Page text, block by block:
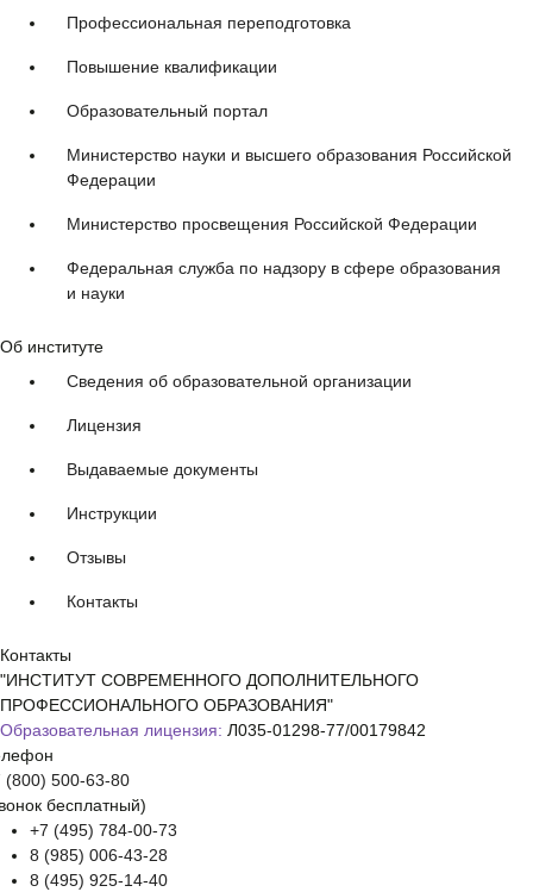
Профессиональная переподготовка
Повышение квалификации
Образовательный портал
Министерство науки и высшего образования Российской
Федерации
Министерство просвещения Российской Федерации
Федеральная служба по надзору в сфере образования
и науки
Об институте
Сведения об образовательной организации
Лицензия
Выдаваемые документы
Инструкции
Отзывы
Контакты
Контакты
"ИНСТИТУТ СОВРЕМЕННОГО ДОПОЛНИТЕЛЬНОГО
ПРОФЕССИОНАЛЬНОГО ОБРАЗОВАНИЯ"
Образовательная лицензия: Л035-01298-77/00179842
(800) 500-63-80
бесплатный)
+7 (495) 784-00-73
8 (985) 006-43-28
8 (495) 925-14-40